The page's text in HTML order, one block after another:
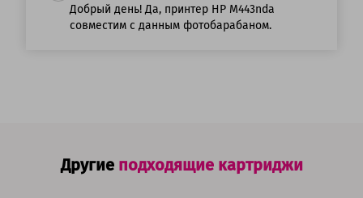
Добрый день! Да, принтер HP M443nda
совместим с данным фотобарабаном.
Другие подходящие картриджи